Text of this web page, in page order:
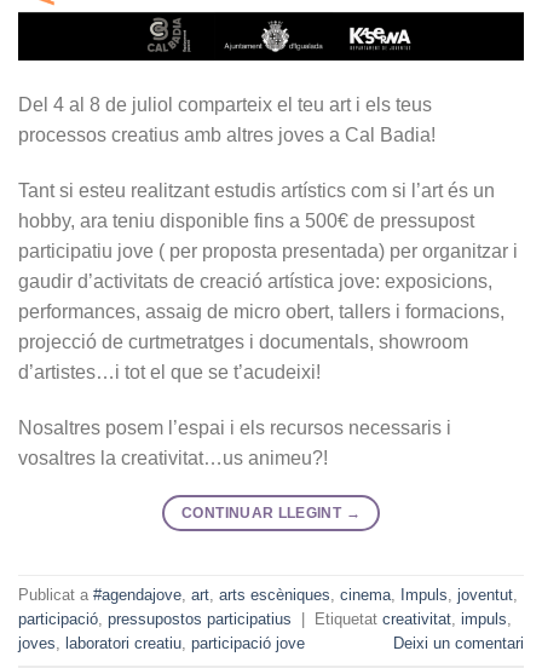
Del 4 al 8 de juliol comparteix el teu art i els teus
processos creatius amb altres joves a Cal Badia!
Tant si esteu realitzant estudis artístics com si l’art és un
hobby, ara teniu disponible fins a 500€ de pressupost
participatiu jove ( per proposta presentada) per organitzar i
gaudir d’activitats de creació artística jove: exposicions,
performances, assaig de micro obert, tallers i formacions,
projecció de curtmetratges i documentals, showroom
d’artistes…i tot el que se t’acudeixi!
Nosaltres posem l’espai i els recursos necessaris i
vosaltres la creativitat…us animeu?!
CONTINUAR LLEGINT →
Publicat a #agendajove, art, arts escèniques, cinema, Impuls, joventut,
participació, pressupostos participatius Etiquetat creativitat, impuls,
joves, laboratori creatiu, participació jove Deixi un comentari